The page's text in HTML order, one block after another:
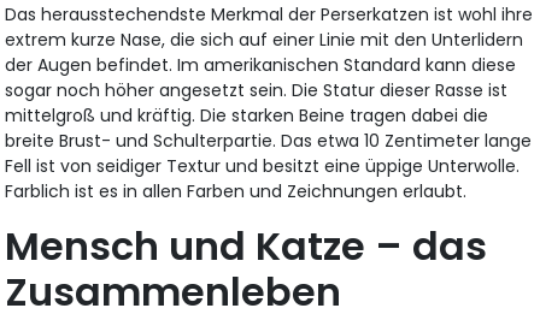
Das herausstechendste Merkmal der Perserkatzen ist wohl ihre
extrem kurze Nase, die sich auf einer Linie mit den Unterlidern
der Augen befindet. Im amerikanischen Standard kann diese
sogar noch höher angesetzt sein. Die Statur dieser Rasse ist
mittelgroß und kräftig. Die starken Beine tragen dabei die
breite Brust- und Schulterpartie. Das etwa 10 Zentimeter lange
Fell ist von seidiger Textur und besitzt eine üppige Unterwolle.
Farblich ist es in allen Farben und Zeichnungen erlaubt.
Mensch und Katze – das
Zusammenleben